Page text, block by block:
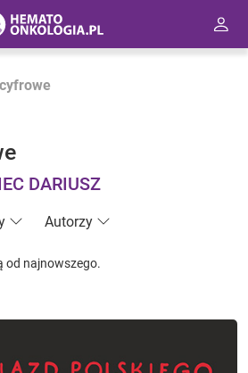
DARIUSZ
Autorzy
od najnowszego.